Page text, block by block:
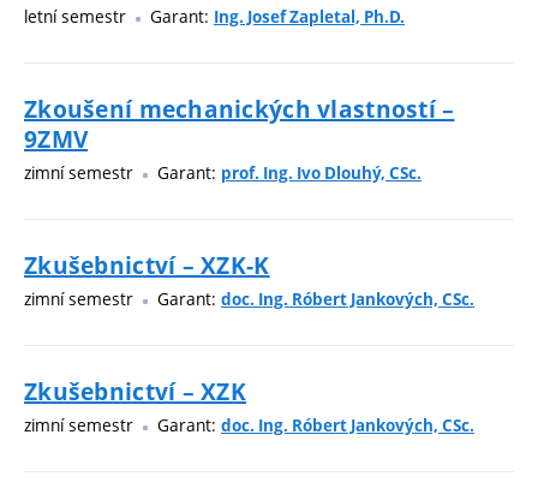
letní semestr Garant: Ing. Josef Zapletal, Ph.D.
Zkoušení mechanických vlastností –
9ZMV
zimní semestr Garant: prof. Ing. Ivo Dlouhý, CSc.
Zkušebnictví – XZK-K
zimní semestr Garant: doc. Ing. Róbert Jankových, CSc.
Zkušebnictví – XZK
zimní semestr Garant: doc. Ing. Róbert Jankových, CSc.